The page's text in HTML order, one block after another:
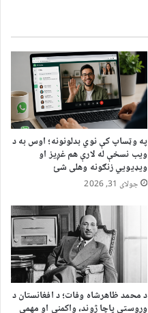
په وټساپ کې نوي بدلونونه؛ اوس به د
ویب نسخې له لارې هم غږیز او
ویډیويي زنګونه وهلی شئ
جولای 31, 2026
د محمد ظاهرشاه وفات؛ د افغانستان د
وروستي پاچا ژوند، واکمني او مهمې